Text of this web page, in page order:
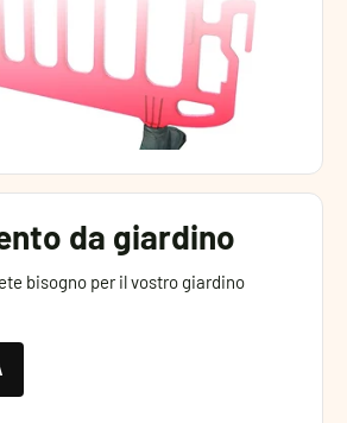
da giardino
bisogno per il vostro giardino